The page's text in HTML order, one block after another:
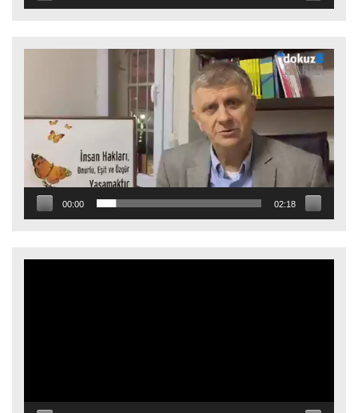
00:00 02:18